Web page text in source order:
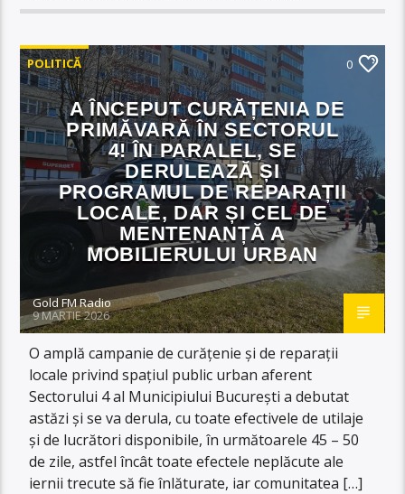
POLITICĂ 0
A ÎNCEPUT CURĂȚENIA DE
PRIMĂVARĂ ÎN SECTORUL
4! ÎN PARALEL, SE
DERULEAZĂ ȘI
PROGRAMUL DE REPARAȚII
LOCALE, DAR ȘI CEL DE
MENTENANȚĂ A
MOBILIERULUI URBAN
Gold FM Radio
9 MARTIE 2026
O amplă campanie de curățenie și de reparații
locale privind spațiul public urban aferent
Sectorului 4 al Municipiului București a debutat
astăzi și se va derula, cu toate efectivele de utilaje
și de lucrători disponibile, în următoarele 45 – 50
de zile, astfel încât toate efectele neplăcute ale
iernii trecute să fie înlăturate, iar comunitatea […]